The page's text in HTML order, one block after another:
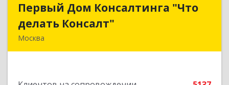
Первый Дом Консалтинга "Что
делать Консалт"
Москва
Первый Дом Консалтинга "Что